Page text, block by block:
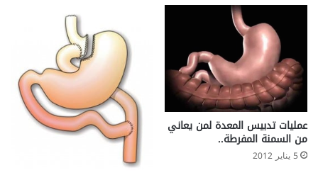
عمليات تدبيس المعدة لمن يعاني
من السمنة المفرطة..
5 يناير 2012